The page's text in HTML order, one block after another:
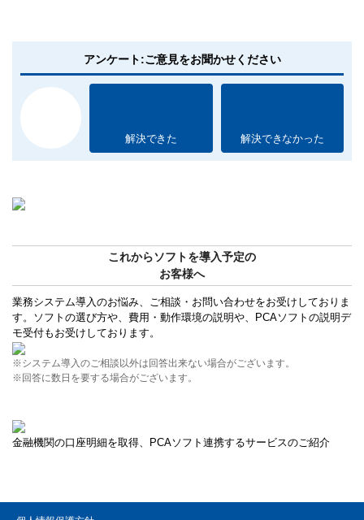
アンケート:ご意見をお聞かせください
解決できた 解決できなかった
これからソフトを導入予定の
お客様へ
業務システム導入のお悩み、ご相談・お問い合わせをお受けしておりま
す。ソフトの選び方や、費用・動作環境の説明や、PCAソフトの説明デ
モ受付もお受けしております。
※システム導入のご相談以外は回答出来ない場合がございます。
※回答に数日を要する場合がございます。
金融機関の口座明細を取得、PCAソフト連携するサービスのご紹介